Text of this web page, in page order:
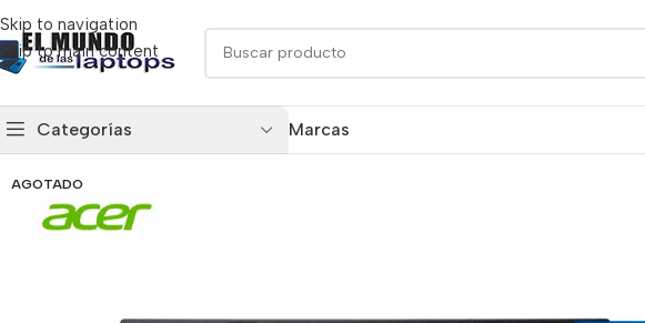
Skip to navigation
Skip to main content
Categorías Marcas
AGOTADO